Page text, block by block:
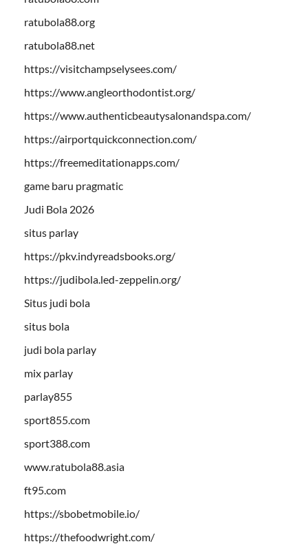
ratubola88.org
ratubola88.net
https://visitchampselysees.com/
https://www.angleorthodontist.org/
https://www.authenticbeautysalonandspa.com/
https://airportquickconnection.com/
https://freemeditationapps.com/
game baru pragmatic
Judi Bola 2026
situs parlay
https://pkv.indyreadsbooks.org/
https://judibola.led-zeppelin.org/
Situs judi bola
situs bola
judi bola parlay
mix parlay
parlay855
sport855.com
sport388.com
www.ratubola88.asia
ft95.com
https://sbobetmobile.io/
https://thefoodwright.com/